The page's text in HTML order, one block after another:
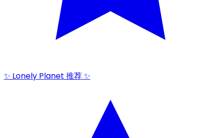
✨ Lonely Planet 推荐 ✨